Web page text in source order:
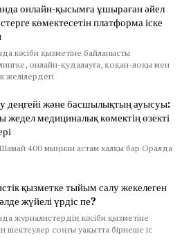
онлайн-қысымға ұшыраған әйел
көмектесетін платформа іске
кәсіби қызметіне байланысты
онлайн-қудалауға, қоқан-лоқы мен
желілердегі
деңгейі және басшылықтың ауысуы:
жедел медициналық көмектің өзекті
400 мыңнан астам халқы бар Оралда
қызметке тыйым салу жекелеген
жүйелі үрдіс пе?
журналистердің кәсіби қызметіне
шектеулер соңғы уақытта бірнеше іс